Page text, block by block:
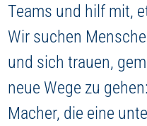
Teams und hilf mit,
Wir suchen
und sich trauen,
neue Wege zu
Macher, die eine